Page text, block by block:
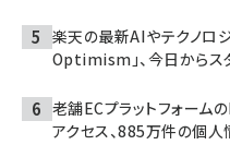
楽天の最新AIやテクノロ
Optimism」、今日からス
老舗ECプラットフォーム
アクセス、885万件の個